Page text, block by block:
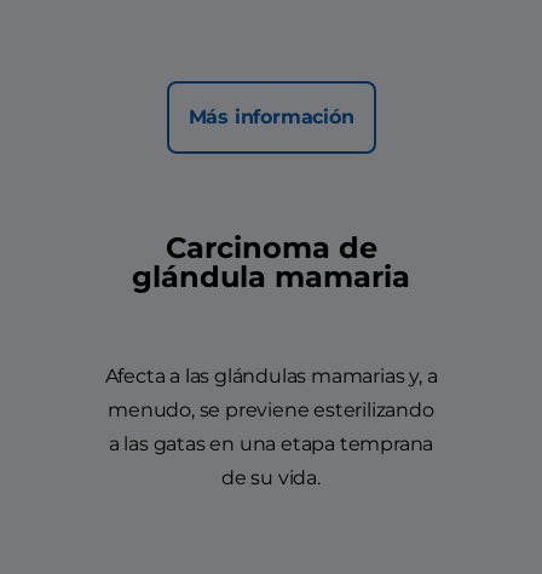
Más información
Carcinoma de
glándula mamaria
Afecta a las glándulas mamarias y, a
menudo, se previene esterilizando
a las gatas en una etapa temprana
de su vida.